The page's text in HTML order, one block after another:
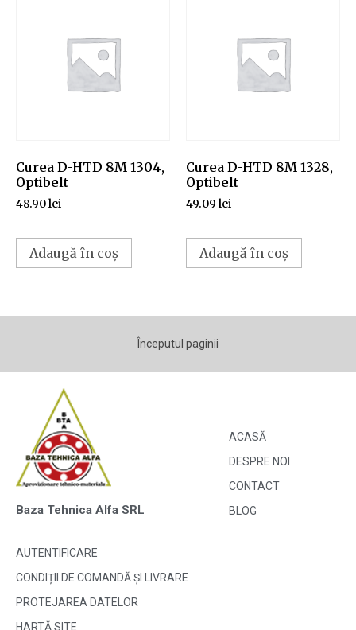
Curea D-HTD 8M 1304,
Optibelt
48.90lei
Adaugă în coș
Curea D-HTD 8M 1328,
Optibelt
49.09 lei
Adaugă în coș
Începutul paginii
Baza Tehnica Alfa SRL
ACASĂ
DESPRE NOI
CONTACT
BLOG
AUTENTIFICARE
CONDIȚII DE COMANDĂ ȘI LIVRARE
PROTEJAREA DATELOR
HARTĂ SITE